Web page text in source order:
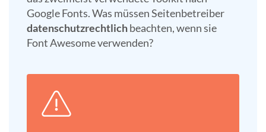
Google Fonts. Was müssen Seitenbetreiber
datenschutzrechtlichbeachten, wenn sie
Font Awesome verwenden?